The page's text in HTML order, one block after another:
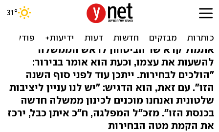
יו"ר העבודה ברק: הפור נפל,
יש להיערך לבחירות
אתמול קרא שר הביטחון לראש הממשלה
להשעות את עצמו, וכעת הוא אומר בבירור:
"הולכים לבחירות. ייתכן עוד לפני סוף השנה
הזו". עם זאת, הוא הדגיש: "יש לנו עניין ליציבות
שלטונית ואנחנו מוכנים לכינון ממשלה חדשה
בכנסת הזו". מזכ"ל המפלגה, ח"כ איתן כבל, ירכז
את הקמת מטה הבחירות